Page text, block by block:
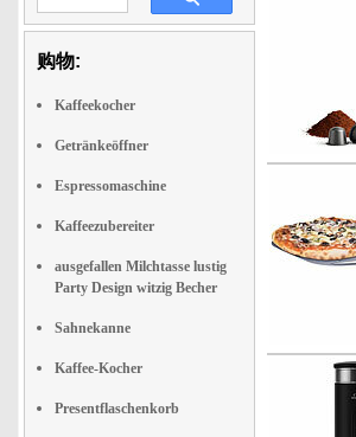
购物:
Kaffeekocher
Getränkeöffner
Espressomaschine
Kaffeezubereiter
ausgefallen Milchtasse lustig
Party Design witzig Becher
Sahnekanne
Kaffee-Kocher
Presentflaschenkorb